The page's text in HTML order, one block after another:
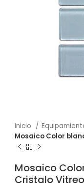
Inicio
Mosaico Color
Mosaico
Cristalo Vitreo